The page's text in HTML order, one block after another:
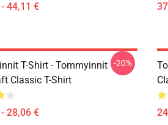
44,11 €
T-Shirt - Tommyinnit
Classic T-Shirt
28,06 €
-20%